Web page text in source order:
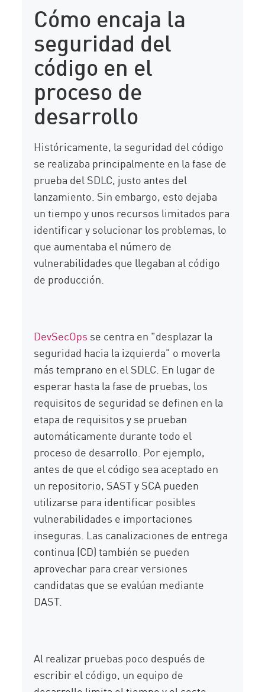
Cómo encaja la
seguridad del
código en el
proceso de
desarrollo
Históricamente, la seguridad del código
se realizaba principalmente en la fase de
prueba del SDLC, justo antes del
lanzamiento. Sin embargo, esto dejaba
un tiempo y unos recursos limitados para
identificar y solucionar los problemas, lo
que aumentaba el número de
vulnerabilidades que llegaban al código
de producción.
DevSecOps se centra en "desplazar la
seguridad hacia la izquierda" o moverla
más temprano en el SDLC. En lugar de
esperar hasta la fase de pruebas, los
requisitos de seguridad se definen en la
etapa de requisitos y se prueban
automáticamente durante todo el
proceso de desarrollo. Por ejemplo,
antes de que el código sea aceptado en
un repositorio, SAST y SCA pueden
utilizarse para identificar posibles
vulnerabilidades e importaciones
inseguras. Las canalizaciones de entrega
continua (CD) también se pueden
aprovechar para crear versiones
candidatas que se evalúan mediante
DAST.
Al realizar pruebas poco después de
escribir el código, un equipo de